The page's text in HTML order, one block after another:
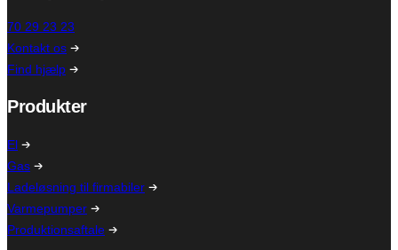
70 29 23 23
Kontakt os
Find hjælp
Produkter
El
Gas
Ladeløsning til firmabiler
Varmepumper
Produktionsaftale